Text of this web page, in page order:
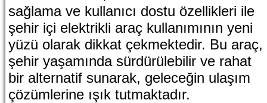
sağlama ve kullanıcı dostu özellikleri ile
şehir içi elektrikli araç kullanımının yeni
yüzü olarak dikkat çekmektedir. Bu araç,
şehir yaşamında sürdürülebilir ve rahat
bir alternatif sunarak, geleceğin ulaşım
çözümlerine ışık tutmaktadır.